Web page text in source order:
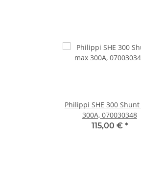
Philippi SHE 300
300A, 070030348
115,00 € *